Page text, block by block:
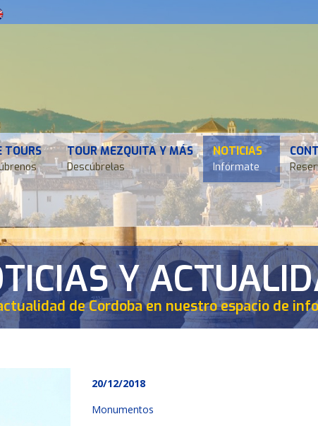
TOURS TOUR MEZQUITA Y MÁS
Descúbrelas
NOTICIAS
Infórmate
Y
de Cordoba en nuestro espacio de
20/12/2018
Monumentos